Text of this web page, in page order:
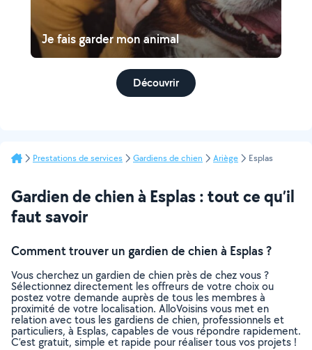
Je fais garder mon animal
Découvrir
Prestations de services Gardiens de chien Ariège Esplas
Gardien de chien à Esplas : tout ce qu’il
faut savoir
Comment trouver un gardien de chien à Esplas ?
Vous cherchez un gardien de chien près de chez vous ?
Sélectionnez directement les offreurs de votre choix ou
postez votre demande auprès de tous les membres à
proximité de votre localisation. AlloVoisins vous met en
relation avec tous les gardiens de chien, professionnels et
particuliers, à Esplas, capables de vous répondre rapidement.
C’est gratuit, simple et rapide pour réaliser tous vos projets !